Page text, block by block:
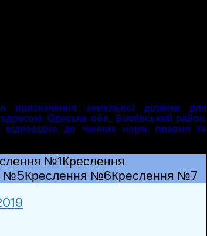
призначення земельної ділянки для
Одеська обл., Біляївський район,
до чинних норм, правил та
№1Креслення
№5Креслення №6Креслення №7